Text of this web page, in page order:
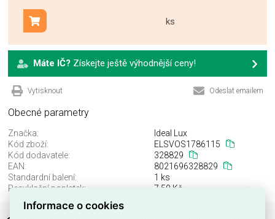
ks
Přidat do košíku
Máte IČ? Získejte ještě výhodnější ceny!
Vytisknout Odeslat emailem
Obecné parametry
Značka:
Ideal Lux
Kód zboží:
ELSVOS1786115
Kód dodavatele:
328829
EAN:
8021696328829
Standardní balení:
1 ks
Recyklační poplatek:
7,50 Kč
Informace o cookies